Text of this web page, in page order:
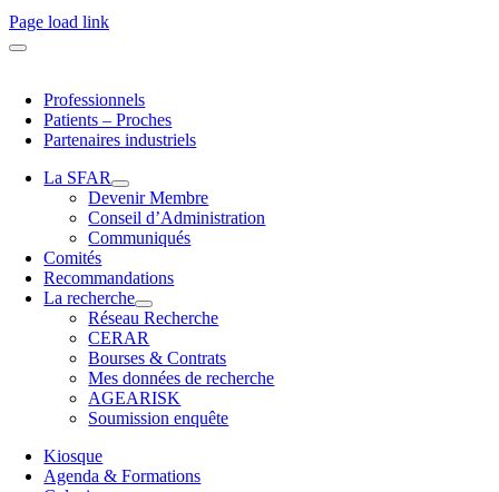
Page load link
Professionnels
Patients – Proches
Partenaires industriels
La SFAR
Devenir Membre
Conseil d’Administration
Communiqués
Comités
Recommandations
La recherche
Réseau Recherche
CERAR
Bourses & Contrats
Mes données de recherche
AGEARISK
Soumission enquête
Kiosque
Agenda & Formations